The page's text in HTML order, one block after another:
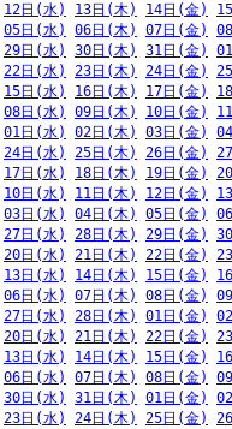
12日(水) 13日(木) 14日(金)
05日(水) 06日(木) 07日(金)
29日(水) 30日(木) 31日(金)
22日(水) 23日(木) 24日(金)
15日(水) 16日(木) 17日(金)
08日(水) 09日(木) 10日(金)
01日(水) 02日(木) 03日(金)
24日(水) 25日(木) 26日(金)
17日(水) 18日(木) 19日(金)
10日(水) 11日(木) 12日(金)
03日(水) 04日(木) 05日(金)
27日(水) 28日(木) 29日(金)
20日(水) 21日(木) 22日(金)
13日(水) 14日(木) 15日(金)
06日(水) 07日(木) 08日(金)
27日(水) 28日(木) 01日(金)
20日(水) 21日(木) 22日(金)
13日(水) 14日(木) 15日(金)
06日(水) 07日(木) 08日(金)
30日(水) 31日(木) 01日(金)
23日(水) 24日(木) 25日(金)